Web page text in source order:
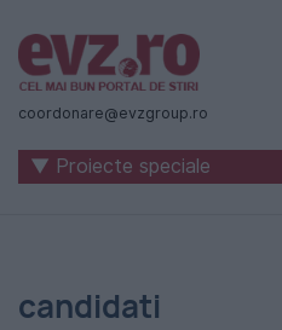
Știri
naționale
internaționale
-
coordonare@evzgroup.ro
▼ Proiecte speciale
candidati